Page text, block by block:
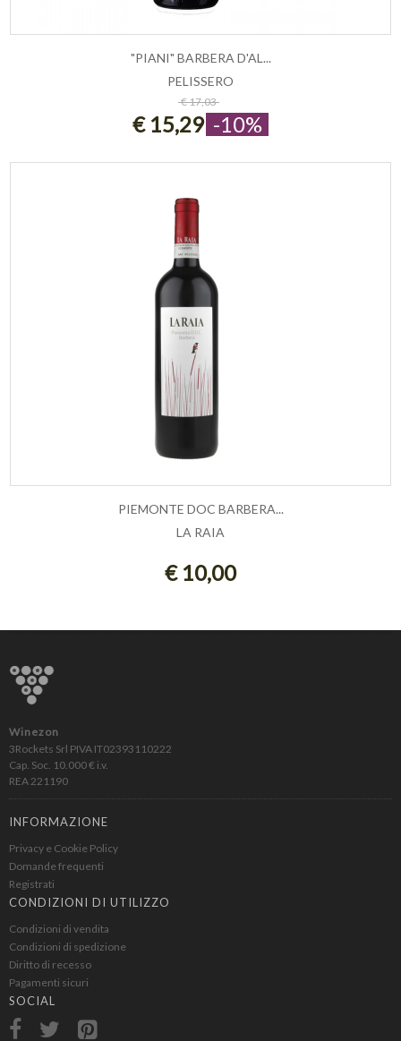
ESAURITO
"PIANI" BARBERA D'AL...
PELISSERO
€ 17,03
€ 15,29 -10%
ESAURITO
PIEMONTE DOC BARBERA...
LA RAIA
€ 10,00
Winezon
3Rockets Srl PIVA IT02393110222
Cap. Soc. 10.000 € i.v.
REA 221190
INFORMAZIONE
Privacy e Cookie Policy
Domande frequenti
Registrati
CONDIZIONI DI UTILIZZO
Condizioni di vendita
Condizioni di spedizione
Diritto di recesso
Pagamenti sicuri
SOCIAL